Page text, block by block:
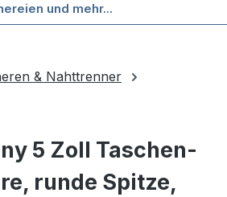
und mehr...
& Nahttrenner
5 Zoll Taschen-
runde Spitze,